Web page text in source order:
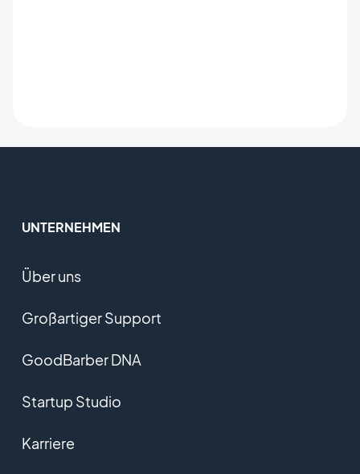
UNTERNEHMEN
Über uns
Großartiger Support
GoodBarber DNA
Startup Studio
Karriere